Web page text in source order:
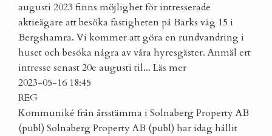
augusti 2023 finns möjlighet för intresserade
aktieägare att besöka fastigheten på Barks väg 15 i
Bergshamra. Vi kommer att göra en rundvandring i
huset och besöka några av våra hyresgäster. Anmäl ert
intresse senast 20e augusti til... Läs mer
2023-05-16 18:45
REG
Kommuniké från årsstämma i Solnaberg Property AB
(publ) Solnaberg Property AB (publ) har idag hållit